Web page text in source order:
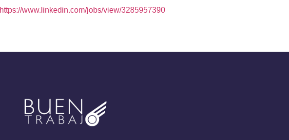
https://www.linkedin.com/jobs/view/3285957390